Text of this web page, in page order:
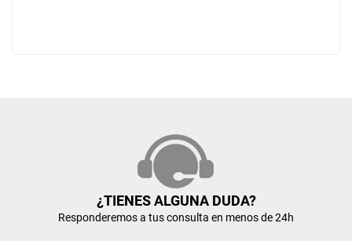
¿TIENES ALGUNA DUDA?
Responderemos a tus consulta en menos de 24h